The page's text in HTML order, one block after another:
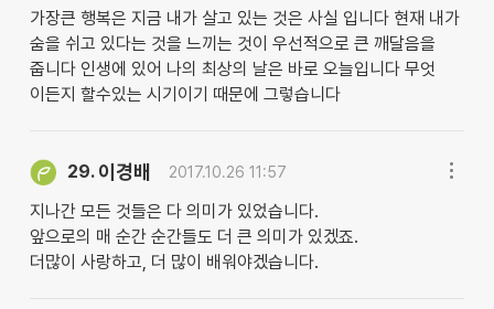
가장큰 행복은 지금 내가 살고 있는 것은 사실 입니다 현재 내가
숨을 쉬고 있다는 것을 느끼는 것이 우선적으로 큰 깨달음을
줍니다 인생에 있어 나의 최상의 날은 바로 오늘입니다 무엇
이든지 할수있는 시기이기 때문에 그렇습니다
29. 이경배 2017.10.26 11:57
지나간 모든 것들은 다 의미가 있었습니다.
앞으로의 매 순간 순간들도 더 큰 의미가 있겠죠.
더많이 사랑하고, 더 많이 배워야겠습니다.